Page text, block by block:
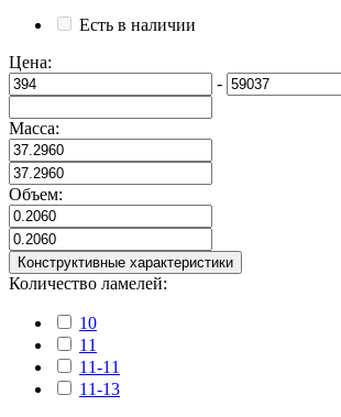
Есть в наличии
Цена:
-
Масса:
Объем:
Конструктивные характеристики
Количество ламелей:
10
11
11-11
11-13